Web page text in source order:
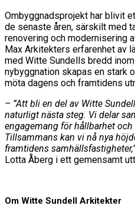
Ombyggnadsprojekt har blivit
de senaste åren, särskilt med
renovering och modernisering
Max Arkitekters erfarenhet av
med Witte Sundells bredd
nybyggnation skapas en stark
möta dagens och framtidens
– ”Att bli en del av Witte
naturligt nästa steg. Vi delar
engagemang för hållbarhet
Tillsammans kan vi nå nya
framtidens
Lotta Åberg i ett gemensamt
Om Witte Sundell Arkitekter